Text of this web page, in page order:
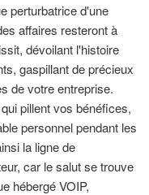
perturbatrice d'une
affaires resteront à
dévoilant l'histoire
gaspillant de précieux
de votre entreprise.
pillent vos bénéfices,
personnel pendant les
la ligne de
car le salut se trouve
hébergé VOIP,